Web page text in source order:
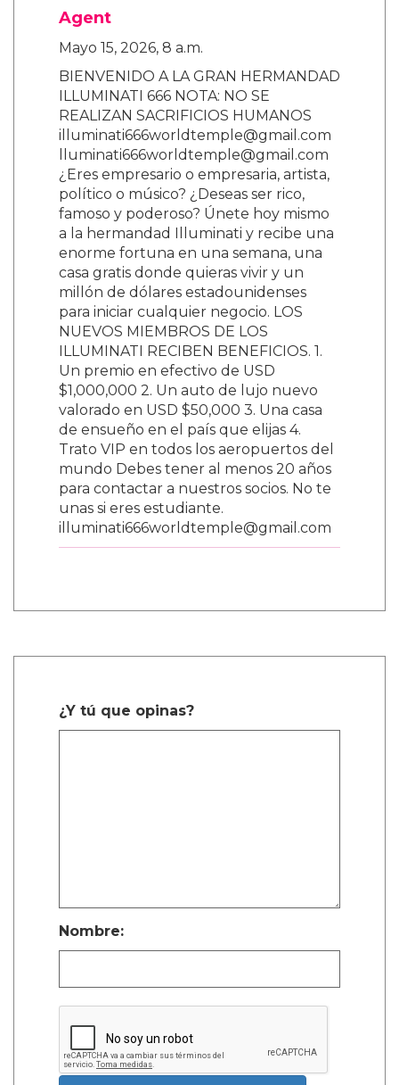
Agent
Mayo 15, 2026, 8 a.m.
BIENVENIDO A LA GRAN HERMANDAD
ILLUMINATI 666 NOTA: NO SE
REALIZAN SACRIFICIOS HUMANOS
illuminati666worldtemple@gmail.com
lluminati666worldtemple@gmail.com
¿Eres empresario o empresaria, artista,
político o músico? ¿Deseas ser rico,
famoso y poderoso? Únete hoy mismo
a la hermandad Illuminati y recibe una
enorme fortuna en una semana, una
casa gratis donde quieras vivir y un
millón de dólares estadounidenses
para iniciar cualquier negocio. LOS
NUEVOS MIEMBROS DE LOS
ILLUMINATI RECIBEN BENEFICIOS. 1.
Un premio en efectivo de USD
$1,000,000 2. Un auto de lujo nuevo
valorado en USD $50,000 3. Una casa
de ensueño en el país que elijas 4.
Trato VIP en todos los aeropuertos del
mundo Debes tener al menos 20 años
para contactar a nuestros socios. No te
unas si eres estudiante.
illuminati666worldtemple@gmail.com
¿Y tú que opinas?
Nombre: